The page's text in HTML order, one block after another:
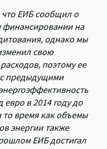
что ЕИБ сообщил о
на
однако мы
свою
поэтому ее
с предыдущими
в 2014 году до
то время как объемы
энергии также
ЕИБ достигал